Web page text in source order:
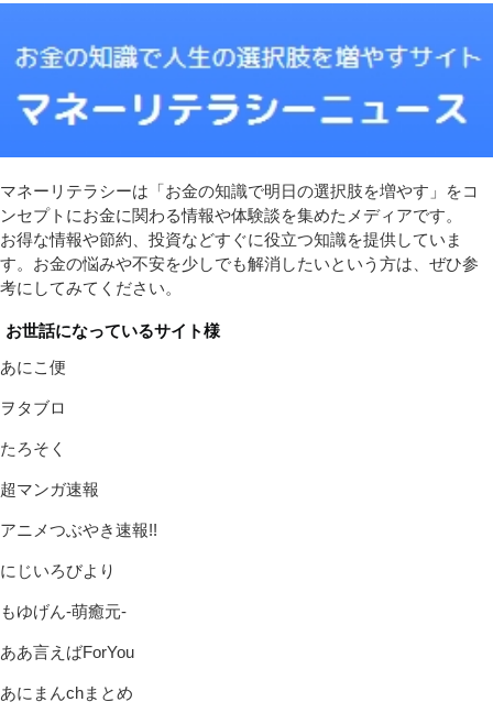
マネーリテラシーは「お金の知識で明日の選択肢を増やす」をコ
ンセプトにお金に関わる情報や体験談を集めたメディアです。
お得な情報や節約、投資などすぐに役立つ知識を提供していま
す。お金の悩みや不安を少しでも解消したいという方は、ぜひ参
考にしてみてください。
お世話になっているサイト様
あにこ便
ヲタブロ
たろそく
超マンガ速報
アニメつぶやき速報!!
にじいろびより
もゆげん-萌癒元-
ああ言えばForYou
あにまんchまとめ